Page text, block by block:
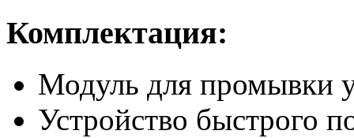
Комплектация:
Модуль для промывки
Устройство быстрого